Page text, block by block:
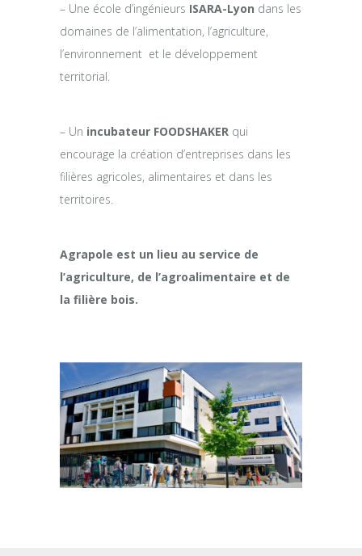
– Une école d’ingénieurs ISARA-Lyon dans les
domaines de l’alimentation, l’agriculture,
l’environnement et le développement
territorial.
– Un incubateur FOODSHAKER qui
encourage la création d’entreprises dans les
filières agricoles, alimentaires et dans les
territoires.
Agrapole est un lieu au service de
l’agriculture, de l’agroalimentaire et de
la filière bois.